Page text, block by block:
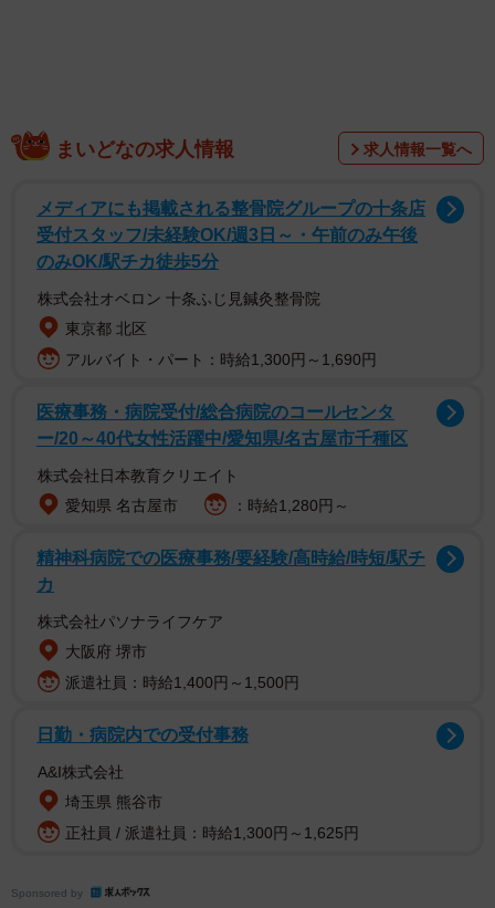
ボクサーとしては１年の間に天と地を味わった。１７年
判定負け。試合後、病院に搬送され「急性硬膜下血腫」と
診断された。日本ボクシングコミッションは規定で「頭蓋
内出血と診断された場合、ライセンスは自動的に失効」と
定めており、山中さんは２３歳の若さで引退した。
OPBF東洋太平洋ミニマム級王座決定戦で判定勝ちを収め王座獲得＝2016
まいどなの求人情報 求人情報一覧へ
メディアにも掲載される整骨院グループの十条店
受付スタッフ/未経験OK/週3日～・午前のみ午後
のみOK/駅チカ徒歩5分
株式会社オベロン 十条ふじ見鍼灸整骨院
東京都 北区
アルバイト・パート：時給1,300円～1,690円
医療事務・病院受付/総合病院のコールセンタ
ー/20～40代女性活躍中/愛知県/名古屋市千種区
株式会社日本教育クリエイト
愛知県 名古屋市
：時給1,280円～
精神科病院での医療事務/要経験/高時給/時短/駅チ
カ
株式会社パソナライフケア
大阪府 堺市
派遣社員：時給1,400円～1,500円
日勤・病院内での受付事務
A&I株式会社
埼玉県 熊谷市
正社員 / 派遣社員：時給1,300円～1,625円
Sponsored by